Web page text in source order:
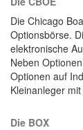
Die Chicago
Optionsbörse.
elektronische
Neben
Optionen auf
Kleinanleger
Die BOX